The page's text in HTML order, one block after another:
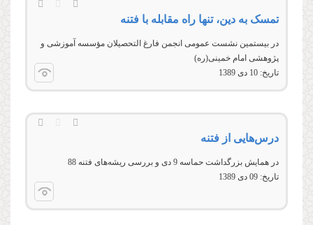
تمسک به دین، تنها راه مقابله با فتنه
در بیستمین نشست عمومی انجمن فارغ التحصیلان مؤسسه آموزشی و
پژوهشی امام خمینی(ره)
تاریخ: 10 دى 1389
درس‌هایی از فتنه
در همایش بزرگداشت حماسه 9 دی و بررسی ریشه‌های فتنه 88
تاریخ: 09 دى 1389